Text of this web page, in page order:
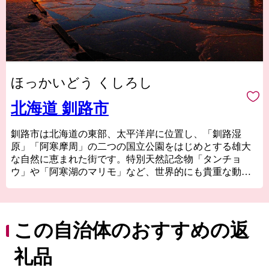
ほっかいどう くしろし
北海道 釧路市
釧路市は北海道の東部、太平洋岸に位置し、「釧路湿
原」「阿寒摩周」の二つの国立公園をはじめとする雄大
な自然に恵まれた街です。特別天然記念物「タンチョ
ウ」や「阿寒湖のマリモ」など、世界的にも貴重な動植
いものが豊富なことも釧路の大きな魅力です！ 夏でも最
高気温が20℃前後と涼しく快適な釧路市は移住や長期滞
在にも適しています。
この自治体のおすすめの返
礼品